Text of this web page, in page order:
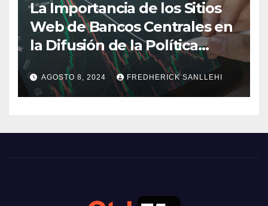
La Importancia de los Sitios
Web de Bancos Centrales en
la Difusión de la Política
Monetaria
AGOSTO 8, 2024 FREDHERICK SANLLEHI